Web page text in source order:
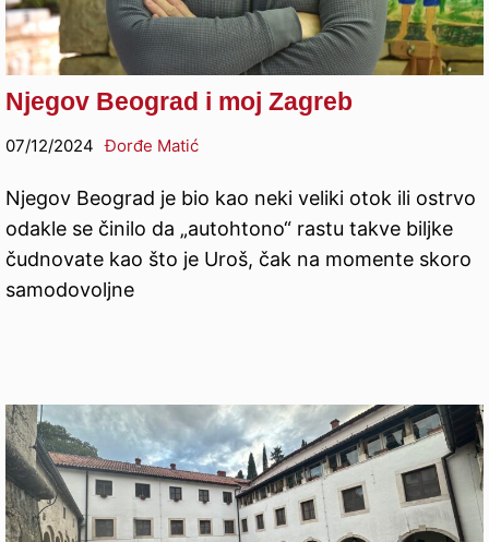
Njegov Beograd i moj Zagreb
07/12/2024 Đorđe Matić
Njegov Beograd je bio kao neki veliki otok ili ostrvo
odakle se činilo da „autohtono“ rastu takve biljke
čudnovate kao što je Uroš, čak na momente skoro
samodovoljne